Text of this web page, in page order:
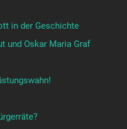
in der Geschichte
und Oskar Maria Graf